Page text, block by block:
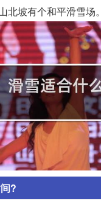
北坡有个和平滑雪场。
?